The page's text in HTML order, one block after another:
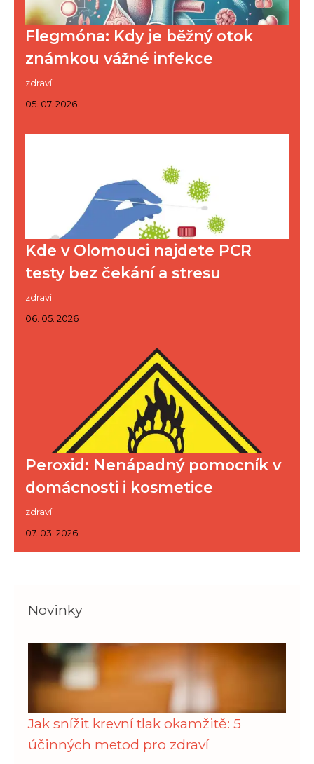
Flegmóna: Kdy je běžný otok
známkou vážné infekce
zdraví
05. 07. 2026
Kde v Olomouci najdete PCR
testy bez čekání a stresu
zdraví
06. 05. 2026
Peroxid: Nenápadný pomocník v
domácnosti i kosmetice
zdraví
07. 03. 2026
Novinky
Jak snížit krevní tlak okamžitě: 5
účinných metod pro zdraví